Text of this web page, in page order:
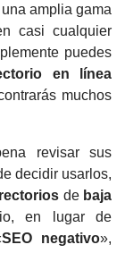
amplia gama
casi cualquier
puedes
en línea
muchos
revisar sus
decidir usarlos,
de baja
en lugar de
SEO negativo»,